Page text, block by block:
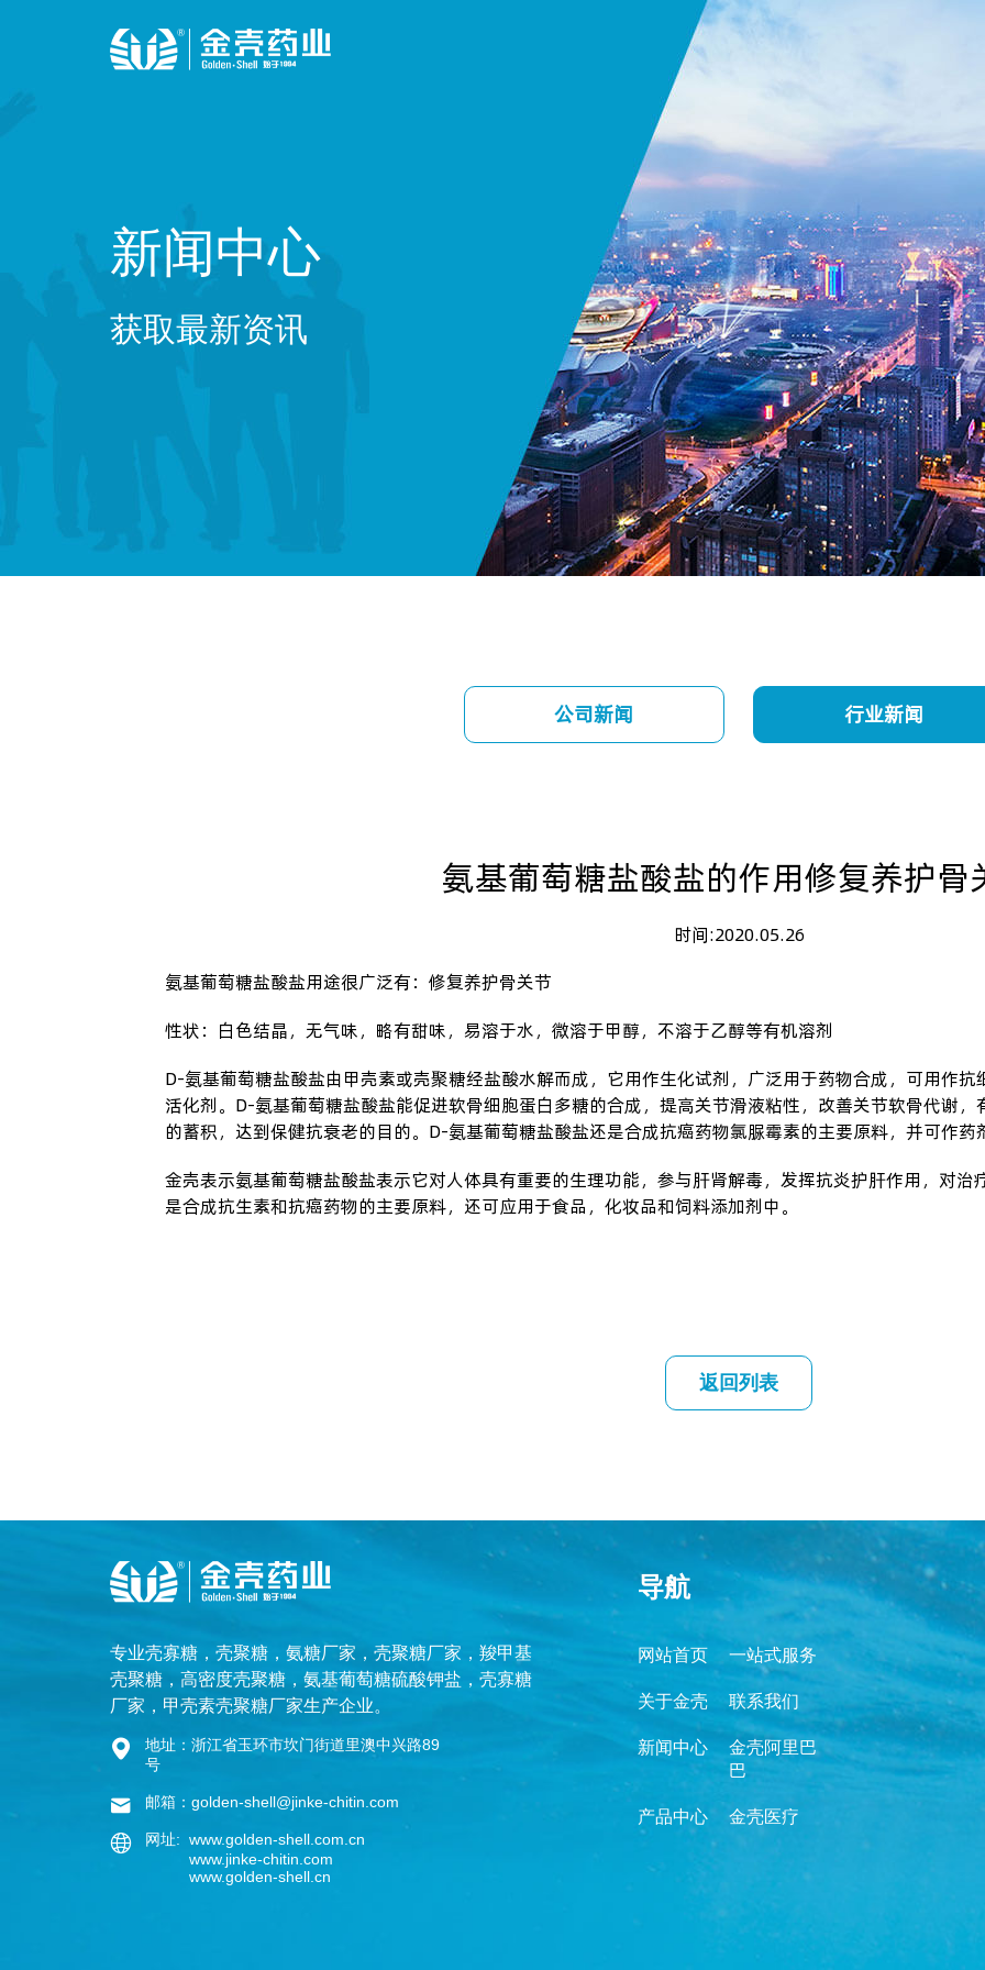
新闻中心
获取最新资讯
公司新闻 行业新闻
氨基葡萄糖盐酸盐的作用修复养护骨
时间:2020.05.26
氨基葡萄糖盐酸盐用途很广泛有：修复养护骨关节
性状：白色结晶，无气味，略有甜味，易溶于水，微溶于甲醇，不溶于乙醇等有机溶剂
D-氨基葡萄糖盐酸盐由甲壳素或壳聚糖经盐酸水解而成，它用作生化试剂，广泛用于药物合成，可用作
活化剂。D-氨基葡萄糖盐酸盐能促进软骨细胞蛋白多糖的合成，提高关节滑液粘性，改善关节软骨代谢
的蓄积，达到保健抗衰老的目的。D-氨基葡萄糖盐酸盐还是合成抗癌药物氯脲霉素的主要原料，并可作
金壳表示氨基葡萄糖盐酸盐表示它对人体具有重要的生理功能，参与肝肾解毒，发挥抗炎护肝作用，对
是合成抗生素和抗癌药物的主要原料，还可应用于食品，化妆品和饲料添加剂中。
返回列表
专业壳寡糖 ， 壳聚糖 ， 氨糖厂家 ， 壳聚糖厂家 ， 羧甲基
壳聚糖 ， 高密度壳聚糖 ， 氨基葡萄糖硫酸钾盐 ， 壳寡糖
厂家 ， 甲壳素壳聚糖厂家生产企业。
地址：浙江省玉环市坎门街道里澳中兴路89
号
邮箱：golden-shell@jinke-chitin.com
网址: www.golden-shell.com.cn
www.jinke-chitin.com
www.golden-shell.cn
导航
网站首页 一站式服务
关于金壳 联系我们
新闻中心
金壳阿里巴
巴
产品中心 金壳医疗